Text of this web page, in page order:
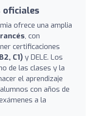
oficiales
ofrece una amplia
, con
certificaciones
C1)y DELE. Los
de las clases y la
el aprendizaje
con años de
a la